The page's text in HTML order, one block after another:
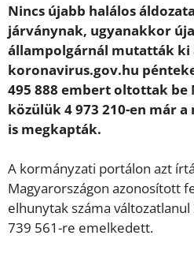
Nincs újabb halálos
járványnak, ugyanakkor
állampolgárnál mutatták ki
koronavirus.gov.hu
495 888 embert oltottak be
közülük 4 973 210-en már
is megkapták.
A kormányzati portálon azt
Magyarországon azonosított
elhunytak száma
739 561-re emelkedett.